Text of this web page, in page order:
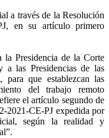
a través de la Resolución
en su artículo primero
la Presidencia de la Corte
a las Presidencias de las
para que establezcan las
del trabajo remoto
el artículo segundo de
2021-CE-PJ expedida por
según la realidad y